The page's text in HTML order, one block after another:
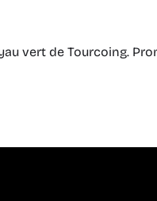
vert de Tourcoing.